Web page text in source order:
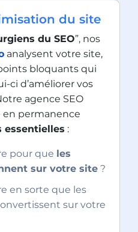
du site
du SEO”, nos
analysent votre site,
bloquants qui
ci d’améliorer vos
agence SEO
permanence
essentielles :
pour que les
sur votre site ?
en sorte que les
sur votre